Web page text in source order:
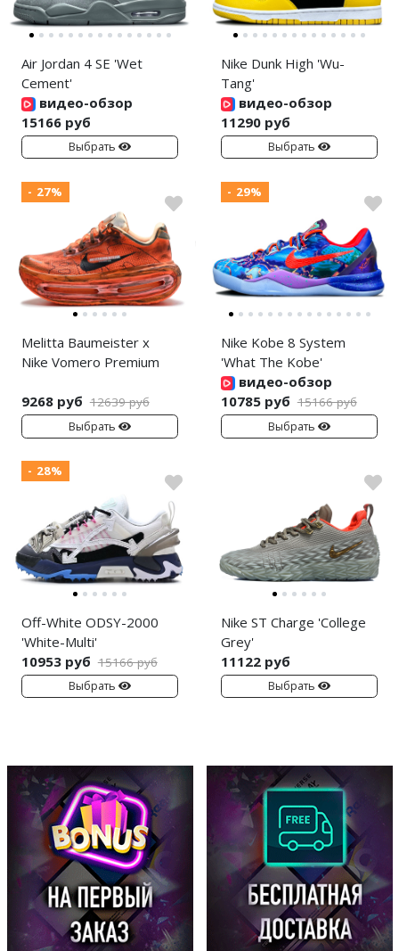
Air Jordan 4 SE 'Wet
Cement'
видео-обзор
15166 руб
Выбрать
Nike Dunk High 'Wu-
Tang'
видео-обзор
11290 руб
Выбрать
- 27%
Melitta Baumeister x
Nike Vomero Premium
9268 руб 12639 руб
Выбрать
- 29%
Nike Kobe 8 System
'What The Kobe'
видео-обзор
10785 руб 15166 руб
Выбрать
- 28%
Off-White ODSY-2000
'White-Multi'
10953 руб 15166 руб
Выбрать
Nike ST Charge 'College
Grey'
11122 руб
Выбрать